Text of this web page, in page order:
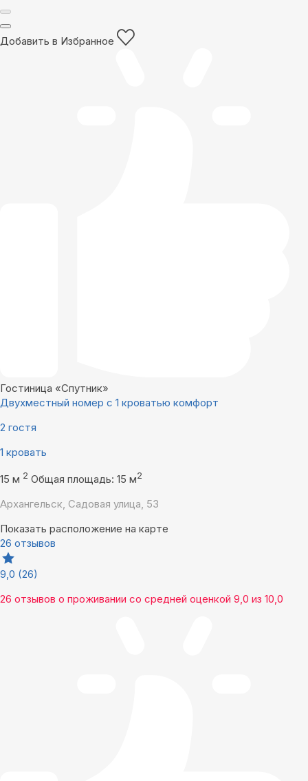
Добавить в Избранное
Гостиница «Спутник»
Двухместный номер с 1 кроватью комфорт
2 гостя
1 кровать
15 м 2 Общая площадь: 15 м2
Архангельск, Садовая улица, 53
Показать расположение на карте
26 отзывов
9,0 (26)
26 отзывов о проживании со средней оценкой 9,0 из 10,0